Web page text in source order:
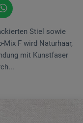
Stiel sowie
F wird Naturhaar,
mit Kunst­faser